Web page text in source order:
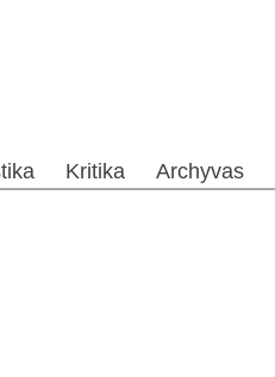
Kritika Archyvas